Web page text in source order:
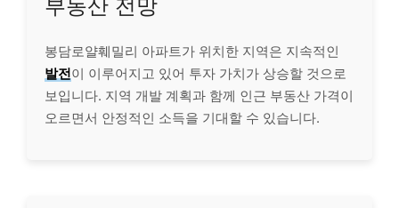
부동산 전망
봉담로얄훼밀리 아파트가 위치한 지역은 지속적인
발전이 이루어지고 있어 투자 가치가 상승할 것으로
보입니다. 지역 개발 계획과 함께 인근 부동산 가격이
오르면서 안정적인 소득을 기대할 수 있습니다.